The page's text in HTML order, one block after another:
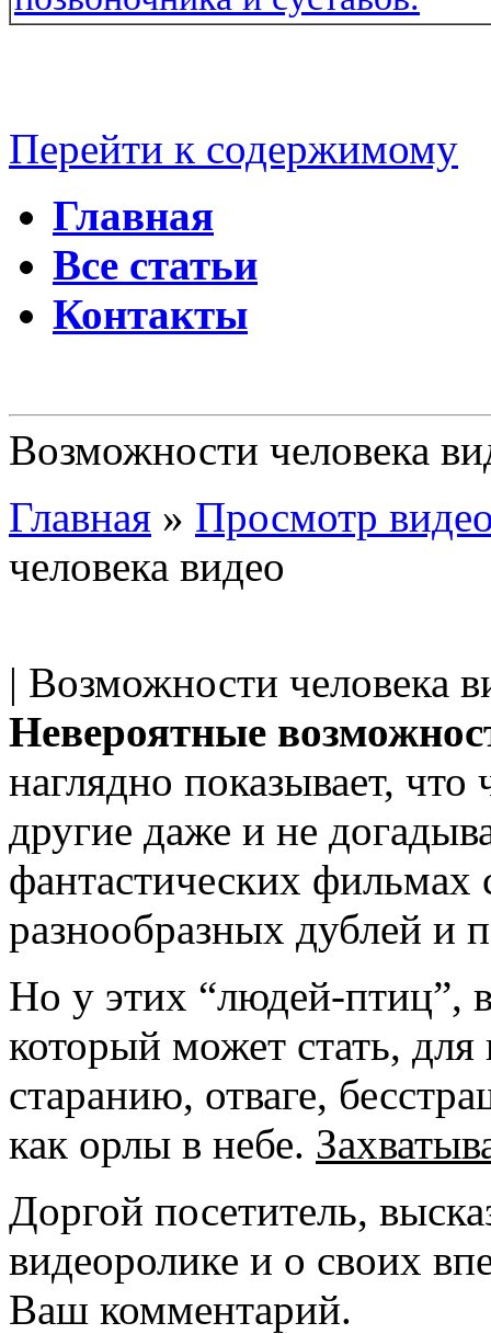
Перейти к содержимому
Главная
Все статьи
Контакты
Возможности человека
Главная » Просмотр
человека видео
| Возможности человека
Невероятные
наглядно показывает,
другие даже и не
фантастических фильмах
разнообразных дублей и
Но у этих “людей-птиц”,
который может стать,
старанию, отваге,
как орлы в небе.
Доргой посетитель,
видеоролике и о своих
Ваш комментарий.